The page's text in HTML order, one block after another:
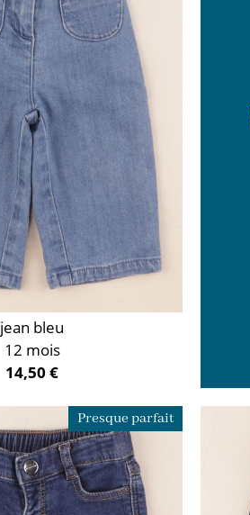
jean bleu
12 mois
14,50 €
Presque parfait